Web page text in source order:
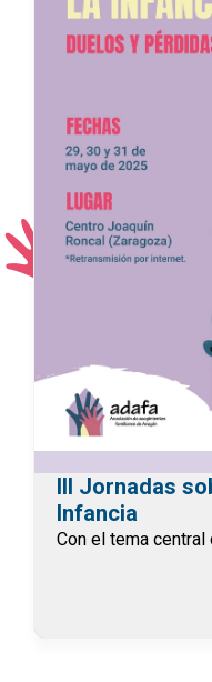
III Jornadas
Infancia
Con el tema